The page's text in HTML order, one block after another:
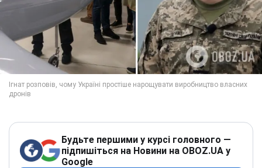
Будьте першими у курсі головного —
підпишіться на Новини на OBOZ.UA у
Google